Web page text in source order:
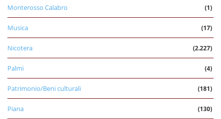
Monterosso Calabro (1)
Musica (17)
Nicotera (2.227)
Palmi (4)
Patrimonio/Beni culturali (181)
Piana (130)